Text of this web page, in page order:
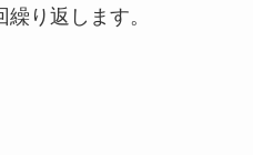
り返します。